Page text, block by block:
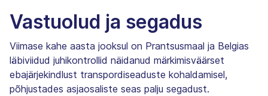
Vastuolud ja segadus
Viimase kahe aasta jooksul on Prantsusmaal ja Belgias
läbiviidud juhikontrollid näidanud märkimisväärset
ebajärjekindlust transpordiseaduste kohaldamisel,
põhjustades asjaosaliste seas palju segadust.